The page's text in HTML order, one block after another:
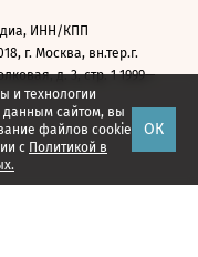
и технологии
данным сайтом, вы
файлов cookie
с Политикой в
ОК
ИНН/КПП
г. Москва, вн.тер.г.
д. 3, стр. 1 1999—